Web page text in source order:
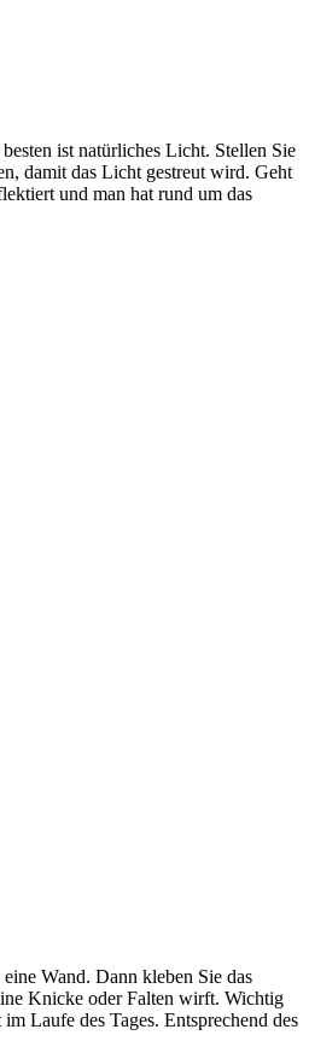
ist natürliches Licht. Stellen Sie
damit das Licht gestreut wird. Geht
und man hat rund um das
Wand. Dann kleben Sie das
Knicke oder Falten wirft. Wichtig
Laufe des Tages. Entsprechend des